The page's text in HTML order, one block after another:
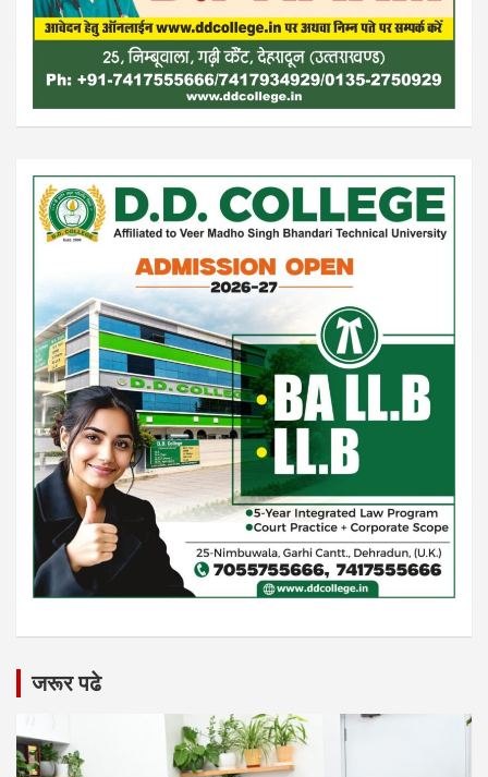
जरूर पढे